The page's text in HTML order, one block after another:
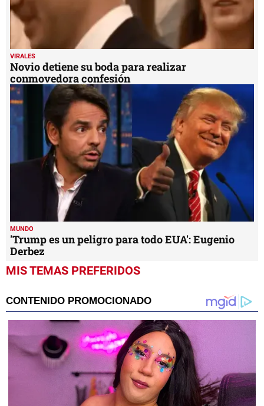
VIRALES
Novio detiene su boda para realizar
conmovedora confesión
MUNDO
'Trump es un peligro para todo EUA': Eugenio
Derbez
MIS TEMAS PREFERIDOS